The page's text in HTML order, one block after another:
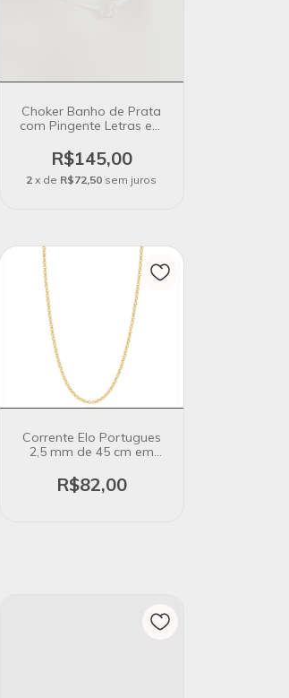
Choker Banho de Prata
com Pingente Letras em
R$145,00
2 x de R$72,50 sem juros
Corrente Elo Portugues
2,5 mm de 45 cm em
R$82,00